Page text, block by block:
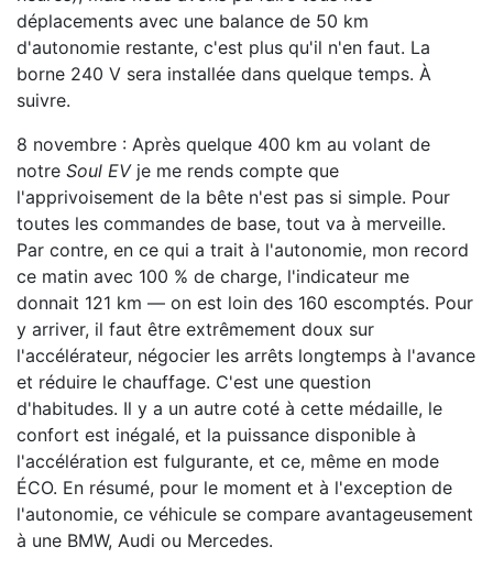
déplacements avec une balance de 50 km
d'autonomie restante, c'est plus qu'il n'en faut. La
borne 240 V sera installée dans quelque temps. À
suivre.
8 novembre : Après quelque 400 km au volant de
notre Soul EVje me rends compte que
l'apprivoisement de la bête n'est pas si simple. Pour
toutes les commandes de base, tout va à merveille.
Par contre, en ce qui a trait à l'autonomie, mon record
ce matin avec 100 % de charge, l'indicateur me
donnait 121 km — on est loin des 160 escomptés. Pour
y arriver, il faut être extrêmement doux sur
l'accélérateur, négocier les arrêts longtemps à l'avance
et réduire le chauffage. C'est une question
d'habitudes. Il y a un autre coté à cette médaille, le
confort est inégalé, et la puissance disponible à
l'accélération est fulgurante, et ce, même en mode
ÉCO. En résumé, pour le moment et à l'exception de
l'autonomie, ce véhicule se compare avantageusement
à une BMW, Audi ou Mercedes.